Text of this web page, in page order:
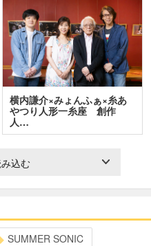
横内謙介×みょんふぁ×糸あ
やつり人形一糸座 創作
人…
込む
SUMMER SONIC